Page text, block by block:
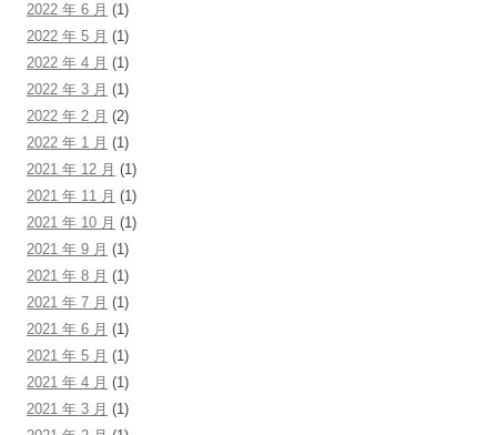
2022 年 6 月 (1)
2022 年 5 月 (1)
2022 年 4 月 (1)
2022 年 3 月 (1)
2022 年 2 月 (2)
2022 年 1 月 (1)
2021 年 12 月 (1)
2021 年 11 月 (1)
2021 年 10 月 (1)
2021 年 9 月 (1)
2021 年 8 月 (1)
2021 年 7 月 (1)
2021 年 6 月 (1)
2021 年 5 月 (1)
2021 年 4 月 (1)
2021 年 3 月 (1)